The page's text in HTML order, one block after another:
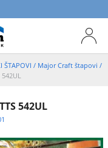
ŠTAPOVI / Major Craft štapovi /
542UL